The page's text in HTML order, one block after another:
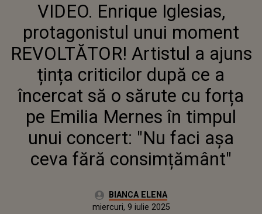
PROTAGONISTUL UNUI
MOMENT REVOLTĂTOR!
ARTISTUL A AJUNS ȚINȚA
CRITICILOR DUPĂ CE A
ÎNCERCAT SĂ O SĂRUTE CU
FORȚA PE EMILIA MERNES ÎN
TIMPUL UNUI CONCERT: "NU
FACI AȘA CEVA FĂRĂ
CONSIMȚĂMÂNT"
VIDEO. Enrique Iglesias,
protagonistul unui moment
REVOLTĂTOR! Artistul a ajuns
țința criticilor după ce a
încercat să o sărute cu forța
pe Emilia Mernes în timpul
unui concert: "Nu faci așa
ceva fără consimțământ"
Autor:BIANCA ELENA
Actualizat:
miercuri, 9 iulie 2025